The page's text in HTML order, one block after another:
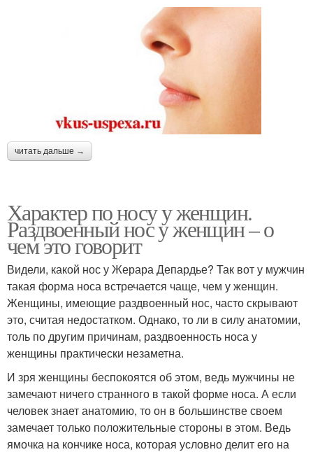
читать дальше →
Характер по носу у женщин.
Раздвоенный нос у женщин – о
чем это говорит
Видели, какой нос у Жерара Депардье? Так вот у мужчин
такая форма носа встречается чаще, чем у женщин.
Женщины, имеющие раздвоенный нос, часто скрывают
это, считая недостатком. Однако, то ли в силу анатомии,
толь по другим причинам, раздвоенность носа у
женщины практически незаметна.
И зря женщины беспокоятся об этом, ведь мужчины не
замечают ничего странного в такой форме носа. А если
человек знает анатомию, то он в большинстве своем
замечает только положительные стороны в этом. Ведь
ямочка на кончике носа, которая условно делит его на